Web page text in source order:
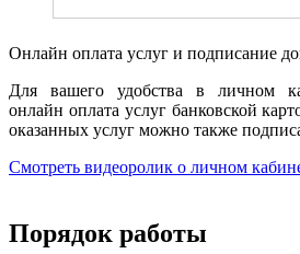
Онлайн оплата услуг и подписание
Для вашего удобства в личном
онлайн оплата услуг банковской
оказанных услуг можно также
Смотреть видеоролик о личном
Порядок работы